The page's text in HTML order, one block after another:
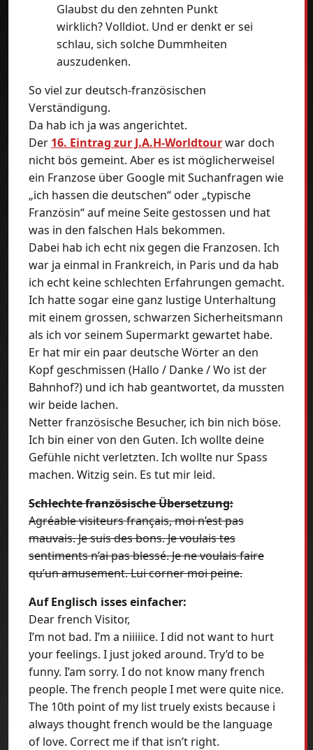
Glaubst du den zehnten Punkt
wirklich? Volldiot. Und er denkt er sei
schlau, sich solche Dummheiten
auszudenken.
So viel zur deutsch-französischen
Verständigung.
Da hab ich ja was angerichtet.
Der 16. Eintrag zur J.A.H-Worldtourwar doch
nicht bös gemeint. Aber es ist möglicherweisel
ein Franzose über Google mit Suchanfragen wie
„ich hassen die deutschen“ oder „typische
Französin“ auf meine Seite gestossen und hat
was in den falschen Hals bekommen.
Dabei hab ich echt nix gegen die Franzosen. Ich
war ja einmal in Frankreich, in Paris und da hab
ich echt keine schlechten Erfahrungen gemacht.
Ich hatte sogar eine ganz lustige Unterhaltung
mit einem grossen, schwarzen Sicherheitsmann
als ich vor seinem Supermarkt gewartet habe.
Er hat mir ein paar deutsche Wörter an den
Kopf geschmissen (Hallo / Danke / Wo ist der
Bahnhof?) und ich hab geantwortet, da mussten
wir beide lachen.
Netter französische Besucher, ich bin nich böse.
Ich bin einer von den Guten. Ich wollte deine
Gefühle nicht verletzten. Ich wollte nur Spass
machen. Witzig sein. Es tut mir leid.
Schlechte französische Übersetzung:
Agréable visiteurs français, moi n’est pas
mauvais. Je suis des bons. Je voulais tes
sentiments n’ai pas blessé. Je ne voulais faire
qu’un amusement. Lui corner moi peine.
Auf Englisch isses einfacher:
Dear french Visitor,
I’m not bad. I’m a niiiiice. I did not want to hurt
your feelings. I just joked around. Try’d to be
funny. I’am sorry. I do not know many french
people. The french people I met were quite nice.
The 10th point of my list truely exists because i
always thought french would be the language
of love. Correct me if that isn’t right.